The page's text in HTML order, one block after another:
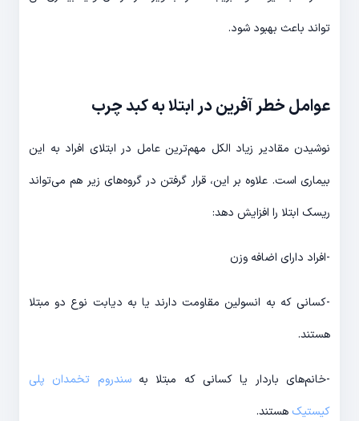
تواند باعث بهبود شود.
عوامل خطر آفرین در ابتلا به کبد چرب
نوشیدن مقادیر زیاد الکل مهم‌­ترین عامل در ابتلای افراد به این
بیماری است. علاوه بر این، قرار گرفتن در گروه­‌های زیر هم می‌­تواند
ریسک ابتلا را افزایش دهد:
-افراد دارای اضافه وزن
-کسانی که به انسولین مقاومت دارند یا به دیابت نوع دو مبتلا
هستند.
-خانم­‌های باردار یا کسانی که مبتلا بهسندروم تخمدان پلی
کیستیک هستند.